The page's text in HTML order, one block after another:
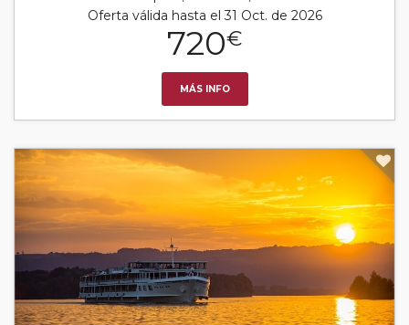
Oferta válida hasta el 31 Oct. de 2026
720€
MÁS INFO